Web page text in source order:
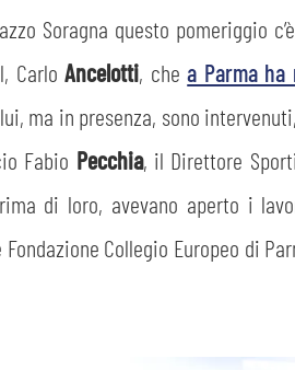
Soragna questo pomeriggio
CarloAncelotti, chea Parma ha
ma in presenza, sono
Fabio Pecchia, il Direttore
di loro, avevano aperto i
Collegio Europeo di